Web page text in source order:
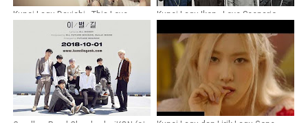
Kunci Lagu Davichi - This Love Kunci Lagu Ikon - Love Scenario
Goodbye Road Chords - by iKON (아
Kunci Lagu dan Lirik Lagu Gone –